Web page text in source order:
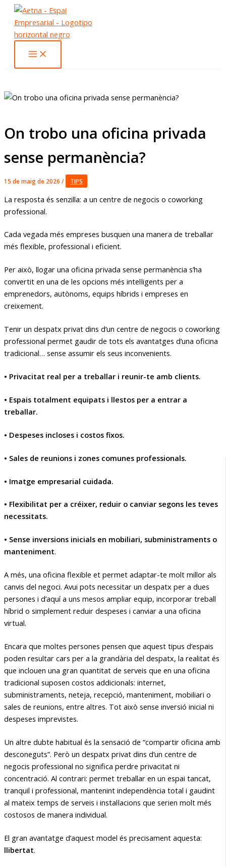
Vés
contingut
On trobo una oficina privada
sense permanència?
15 de maig de 2026 / TIPS
La resposta és senzilla: a un centre de negocis o coworking
professional.
Cada vegada més empreses busquen una manera de treballar
més flexible, professional i eficient.
Per això, llogar una oficina privada sense permanència s’ha
convertit en una de les opcions més intel·ligents per a
emprenedors, autònoms, equips híbrids i empreses en
creixement.
Tenir un despatx privat dins d’un centre de negocis o coworking
professional permet gaudir de tots els avantatges d’una oficina
tradicional… sense assumir els seus inconvenients.
• Privacitat real per a treballar i reunir-te amb clients.
• Espais totalment equipats i llestos per a entrar a
treballar.
• Despeses incloses i costos fixos.
• Sales de reunions i zones comunes professionals.
• Imatge empresarial cuidada.
• Flexibilitat per a créixer, reduir o canviar segons les teves
necessitats.
• Sense inversions inicials en mobiliari, subministraments o
manteniment.
A més, una oficina flexible et permet adaptar-te molt millor als
canvis del negoci. Avui pots necessitar un despatx per a dues
persones i d’aquí a uns mesos ampliar equip, incorporar treball
híbrid o simplement reduir despeses i canviar a una oficina
virtual.
Encara que moltes persones pensen que aquest tipus d’espais
poden resultar cars per a la grandària del despatx, la realitat és
que inclouen una gran quantitat de serveis que en una oficina
tradicional suposen costos addicionals: internet,
subministraments, neteja, recepció, manteniment, mobiliari o
sales de reunions, entre altres. Tot això sense inversió inicial ni
despeses imprevistes.
Un altre dubte habitual és la sensació de “compartir oficina amb
desconeguts”. Però un despatx privat dins d’un centre de
negocis professional no significa perdre privacitat ni
concentració. Al contrari: permet treballar en un espai tancat,
tranquil i professional, mantenint independència total i gaudint
al mateix temps de serveis i instal·lacions que serien molt més
costosos de manera individual.
El gran avantatge d’aquest model és precisament aquesta:
llibertat.